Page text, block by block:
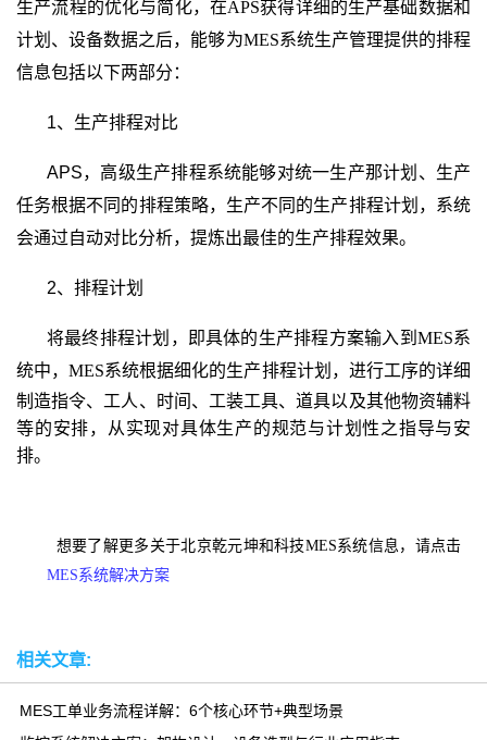
生产流程的优化与简化，在APS获得详细的生产基础数据和
计划、设备数据之后，能够为MES系统生产管理提供的排程
信息包括以下两部分：
1、生产排程对比
APS，高级生产排程系统能够对统一生产那计划、生产
任务根据不同的排程策略，生产不同的生产排程计划，系统
会通过自动对比分析，提炼出最佳的生产排程效果。
2、排程计划
将最终排程计划，即具体的生产排程方案输入到 MES系
统中，MES系统根据细化的生产排程计划，进行工序的详细
制造指令、工人、时间、工装工具、道具以及其他物资辅料
等的安排，从实现对具体生产的规范与计划性之指导与安
排。
想要了解更多关于北京乾元坤和科技MES系统信息，请点击
MES系统解决方案
相关文章:
MES工单业务流程详解：6个核心环节+典型场景